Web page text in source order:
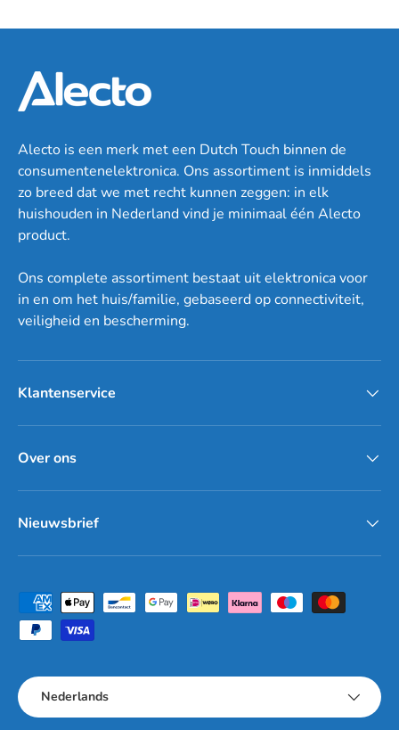
Alecto is een merk met een Dutch Touch binnen de
consumentenelektronica. Ons assortiment is inmiddels
zo breed dat we met recht kunnen zeggen: in elk
huishouden in Nederland vind je minimaal één Alecto
product.
Ons complete assortiment bestaat uit elektronica voor
in en om het huis/familie, gebaseerd op connectiviteit,
veiligheid en bescherming.
Klantenservice
Over ons
Nieuwsbrief
Geaccepteerde betaalmethoden
Taal
Nederlands